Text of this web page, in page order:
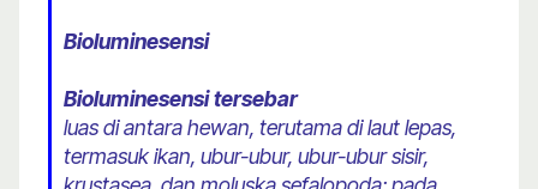
Bioluminesensi​
Bioluminesensi tersebar
luas di antara hewan, terutama di laut lepas,
termasuk ikan, ubur-ubur, ubur-ubur sisir,